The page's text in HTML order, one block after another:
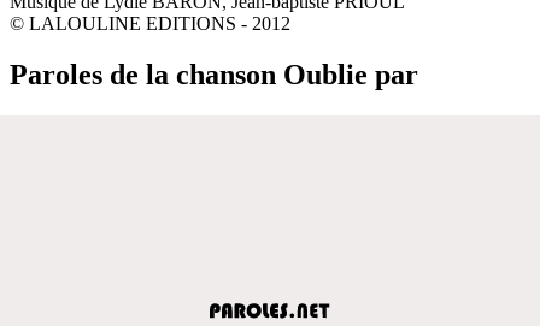
© LALOULINE EDITIONS - 2012
Paroles de la chanson Oublie par